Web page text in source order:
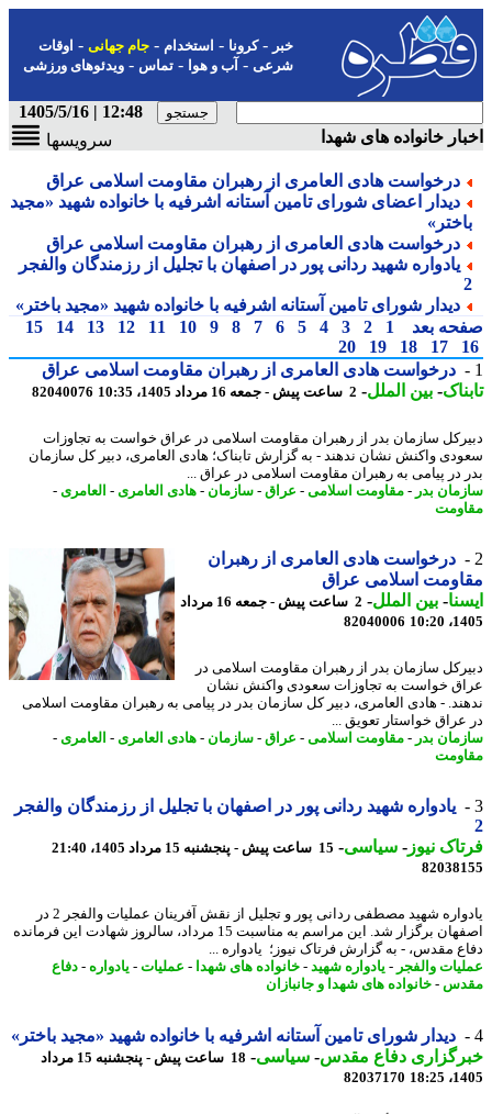
-کرونا-استخدام- جام جهانی-اوقات
شرعی-آب و هوا-تماس-ویدئوهای ورزشی
12:48 | 1405/5/16
خانواده های شهدا
سرویسها
درخواست هادی العامری از رهبران مقاومت اسلامی عراق
دیدار اعضای شورای تامین آستانه اشرفیه با خانواده شهید «مجید
درخواست هادی العامری از رهبران مقاومت اسلامی عراق
یادواره شهید ردانی پور در اصفهان با تجلیل از رزمندگان والفجر
دیدار شورای تامین آستانه اشرفیه با خانواده شهید «مجید باختر»
بعد
1
2
3
4
5
6
7
8
9
10
11
12
13
14
15
17
18
19
20
درخواست هادی العامری از رهبران مقاومت اسلامی عراق
-بین الملل-2 ساعت پیش - جمعه 16 مرداد 1405، 10:35 82040076
سازمان بدر از رهبران مقاومت اسلامی در عراق خواست به تجاوزات
واکنش نشان ندهند - به گزارش تابناک؛ هادی العامری، دبیر کل سازمان
در پیامی به رهبران مقاومت اسلامی در عراق ...
بدر-مقاومت اسلامی-عراق- سازمان -هادی العامری- العامری-
درخواست هادی العامری از رهبران
اسلامی عراق
-بین الملل-
2 ساعت پیش - جمعه 16 مرداد
82040006
سازمان بدر از رهبران مقاومت اسلامی در
خواست به تجاوزات سعودی واکنش نشان
- هادی العامری، دبیر کل سازمان بدر در پیامی به رهبران مقاومت اسلامی
خواستار تعویق ...
بدر-مقاومت اسلامی-عراق- سازمان -هادی العامری- العامری-
یادواره شهید ردانی پور در اصفهان با تجلیل از رزمندگان والفجر
نیوز-سیاسی-15 ساعت پیش - پنجشنبه 15 مرداد 1405، 21:40
یادواره شهید مصطفی ردانی پور و تجلیل از نقش آفرینان عملیات والفجر 2 در
اصفهان برگزار شد. این مراسم به مناسبت 15 مرداد، سالروز شهادت این فرمانده
مقدس، - به گزارش فرتاک نیوز؛ یادواره ...
والفجر-یادواره شهید-خانواده های شهدا-عملیات-یادواره- دفاع
-خانواده های شهدا و جانبازان
دیدار شورای تامین آستانه اشرفیه با خانواده شهید «مجید باختر»
دفاع مقدس-سیاسی-
18 ساعت پیش - پنجشنبه 15 مرداد
82037170